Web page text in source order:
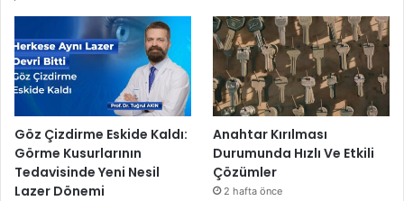
Göz Çizdirme Eskide Kaldı:
Görme Kusurlarının
Tedavisinde Yeni Nesil
Lazer Dönemi
Anahtar Kırılması
Durumunda Hızlı Ve Etkili
Çözümler
2 hafta önce